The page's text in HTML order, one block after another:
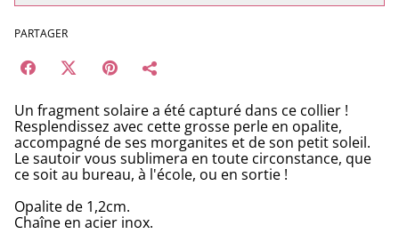
PARTAGER
Un fragment solaire a été capturé dans ce collier !
Resplendissez avec cette grosse perle en opalite,
accompagné de ses morganites et de son petit soleil.
Le sautoir vous sublimera en toute circonstance, que
ce soit au bureau, à l'école, ou en sortie !
Opalite de 1,2cm.
Chaîne en acier inox.